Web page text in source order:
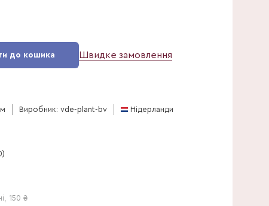
до кошика Швидке замовлення
Виробник: vde-plant-bv Нідерланди
150 ₴